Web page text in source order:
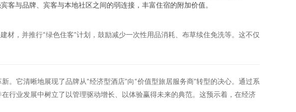
客与品牌、宾客与本地社区之间的弱连接，丰富住宿的附加价值。
，并推行“绿色住客”计划，鼓励减少一次性用品消耗、布草续住免洗等。这不仅
它清晰地展现了品牌从“经济型酒店”向“价值型旅居服务商”转型的决心。通过系
行业发展中树立了以管理驱动增长、以体验赢得未来的典范。这预示着，在经济